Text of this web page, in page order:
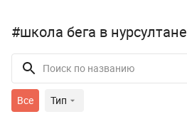
#школа бега в нурсултане
Все Тип